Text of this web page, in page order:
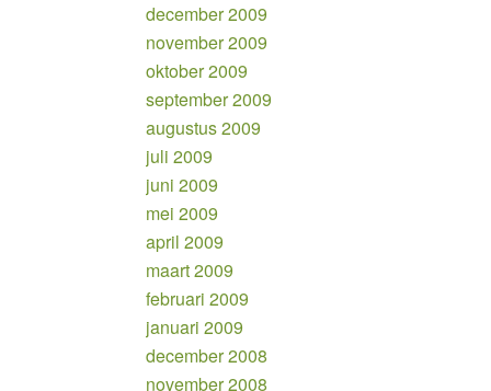
december 2009
november 2009
oktober 2009
september 2009
augustus 2009
juli 2009
juni 2009
mei 2009
april 2009
maart 2009
februari 2009
januari 2009
december 2008
november 2008